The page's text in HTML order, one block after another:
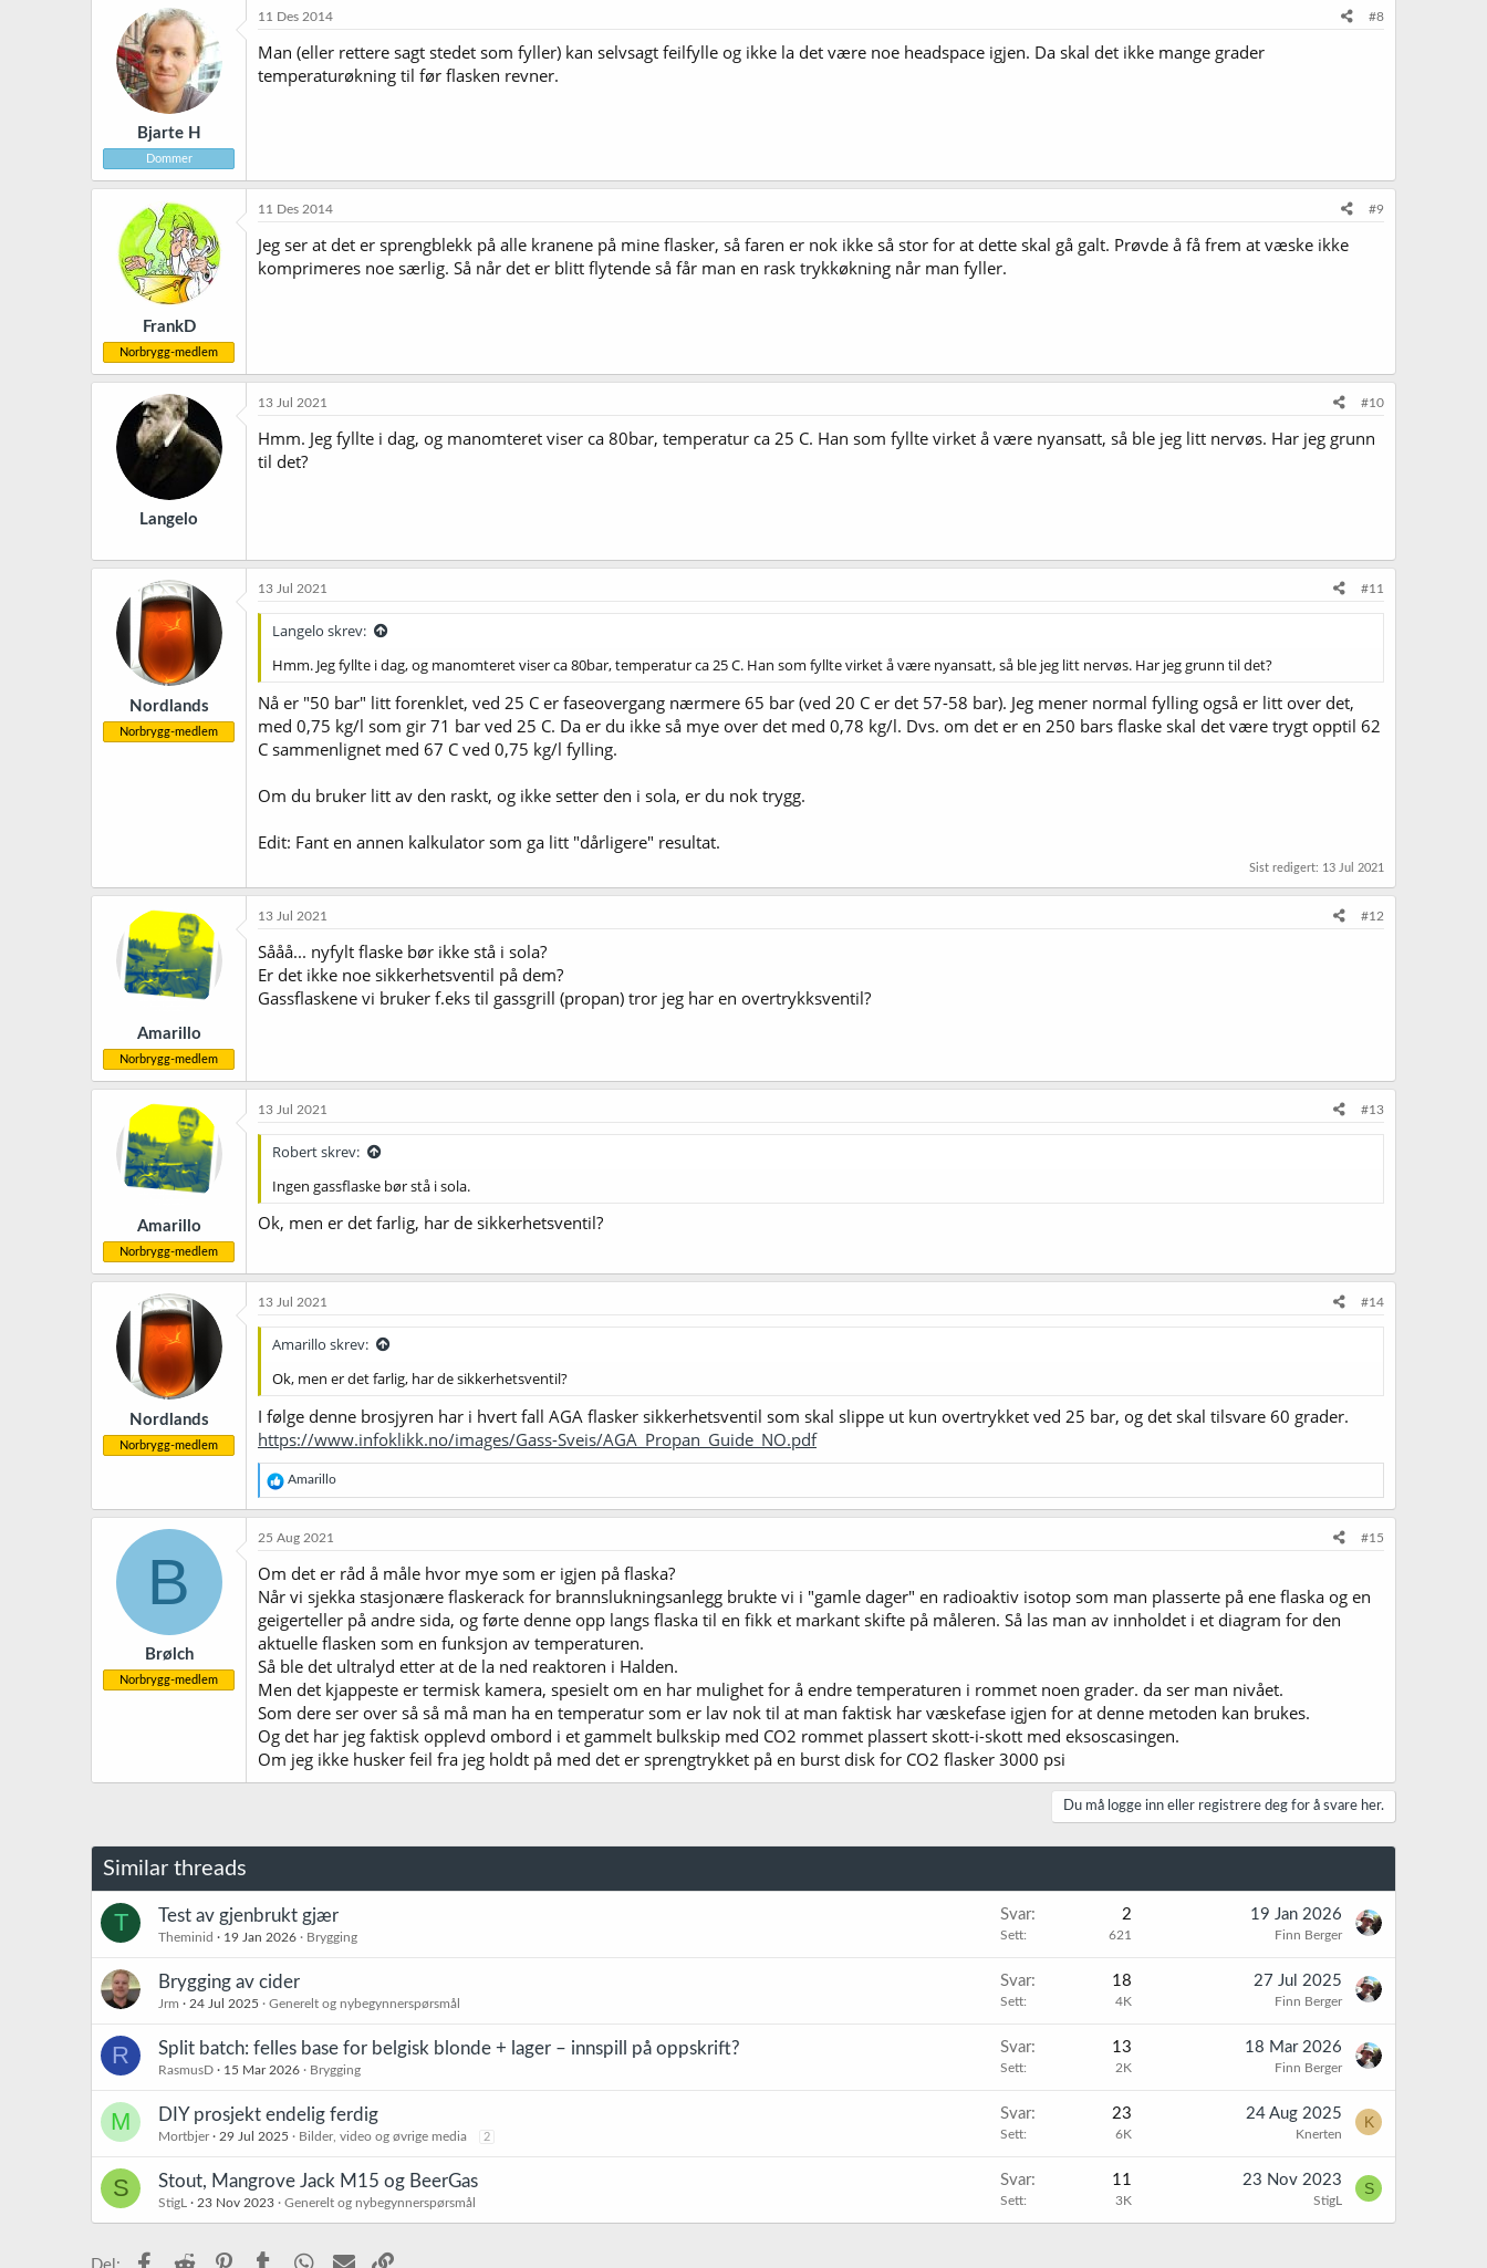
o
n
Bjarte H
Dommer
11 Des 2014 #8
Man (eller rettere sagt stedet som fyller) kan selvsagt feilfylle og ikke la det være noe headspace igjen. Da skal det ikke mange grader
temperaturøkning til før flasken revner.
FrankD
Norbrygg-medlem
11 Des 2014 #9
Jeg ser at det er sprengblekk på alle kranene på mine flasker, så faren er nok ikke så stor for at dette skal gå galt. Prøvde å få frem at væske ikke
komprimeres noe særlig. Så når det er blitt flytende så får man en rask trykkøkning når man fyller.
Langelo
13 Jul 2021 #10
Hmm. Jeg fyllte i dag, og manomteret viser ca 80bar, temperatur ca 25 C. Han som fyllte virket å være nyansatt, så ble jeg litt nervøs. Har jeg grunn
til det?
Nordlands
Norbrygg-medlem
13 Jul 2021 #11
Langelo skrev:
Hmm. Jeg fyllte i dag, og manomteret viser ca 80bar, temperatur ca 25 C. Han som fyllte virket å være nyansatt, så ble jeg litt nervøs. Har jeg grunn til det?
Nå er "50 bar" litt forenklet, ved 25 C er faseovergang nærmere 65 bar (ved 20 C er det 57-58 bar). Jeg mener normal fylling også er litt over det,
med 0,75 kg/l som gir 71 bar ved 25 C. Da er du ikke så mye over det med 0,78 kg/l. Dvs. om det er en 250 bars flaske skal det være trygt opptil 62
C sammenlignet med 67 C ved 0,75 kg/l fylling.
Om du bruker litt av den raskt, og ikke setter den i sola, er du nok trygg.
Edit: Fant en annen kalkulator som ga litt "dårligere" resultat.
Sist redigert: 13 Jul 2021
Amarillo
Norbrygg-medlem
13 Jul 2021 #12
Sååå... nyfylt flaske bør ikke stå i sola?
Er det ikke noe sikkerhetsventil på dem?
Gassflaskene vi bruker f.eks til gassgrill (propan) tror jeg har en overtrykksventil?
Amarillo
Norbrygg-medlem
13 Jul 2021 #13
Robert skrev:
Ingen gassflaske bør stå i sola.
Ok, men er det farlig, har de sikkerhetsventil?
Nordlands
Norbrygg-medlem
13 Jul 2021 #14
Amarillo skrev:
Ok, men er det farlig, har de sikkerhetsventil?
I følge denne brosjyren har i hvert fall AGA flasker sikkerhetsventil som skal slippe ut kun overtrykket ved 25 bar, og det skal tilsvare 60 grader.
https://www.infoklikk.no/images/Gass-Sveis/AGA_Propan_Guide_NO.pdf
R
e
a
o
n
e
Amarillo
B
Brølch
Norbrygg-medlem
25 Aug 2021 #15
Om det er råd å måle hvor mye som er igjen på flaska?
Når vi sjekka stasjonære flaskerack for brannslukningsanlegg brukte vi i "gamle dager" en radioaktiv isotop som man plasserte på ene flaska og en
geigerteller på andre sida, og førte denne opp langs flaska til en fikk et markant skifte på måleren. Så las man av innholdet i et diagram for den
aktuelle flasken som en funksjon av temperaturen.
Så ble det ultralyd etter at de la ned reaktoren i Halden.
Men det kjappeste er termisk kamera, spesielt om en har mulighet for å endre temperaturen i rommet noen grader. da ser man nivået.
Som dere ser over så så må man ha en temperatur som er lav nok til at man faktisk har væskefase igjen for at denne metoden kan brukes.
Og det har jeg faktisk opplevd ombord i et gammelt bulkskip med CO2 rommet plassert skott-i-skott med eksoscasingen.
Om jeg ikke husker feil fra jeg holdt på med det er sprengtrykket på en burst disk for CO2 flasker 3000 psi
Du må logge inn eller registrere deg for å svare her.
Similar threads
T Test av gjenbrukt gjær
Theminid 19 Jan 2026 Brygging
Svar 2
Sett 621
19 Jan 2026
Finn Berger
Brygging av cider
Jrm 24 Jul 2025 Generelt og nybegynnerspørsmål
Svar 18
Sett 4K
27 Jul 2025
Finn Berger
R Split batch: felles base for belgisk blonde + lager – innspill på oppskrift?
RasmusD 15 Mar 2026 Brygging
Svar 13
Sett 2K
18 Mar 2026
Finn Berger
M DIY prosjekt endelig ferdig
Mortbjer 29 Jul 2025 Bilder, video og øvrige media 2
Svar 23
Sett 6K
24 Aug 2025
Knerten
K
S Stout, Mangrove Jack M15 og BeerGas
StigL 23 Nov 2023 Generelt og nybegynnerspørsmål
Svar 11
Sett 3K
23 Nov 2023
StigL
S
Del: Facebook
Reddit PinterestTumblr WhatsApp
E-post